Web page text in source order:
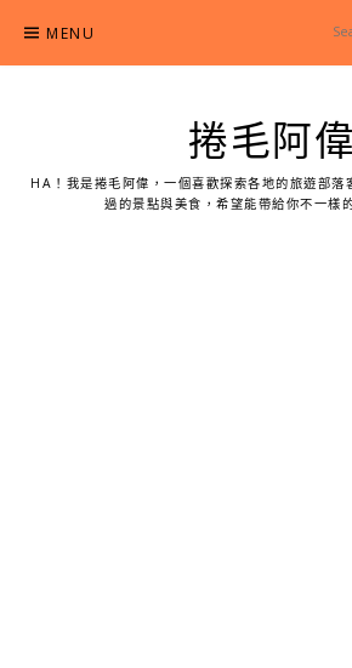
content
MENU
捲毛阿偉
HA！我是捲毛阿偉，一個喜歡探索各地的旅遊部落
過的景點與美食，希望能帶給你不一樣